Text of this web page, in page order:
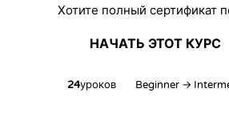
Хотите полный сертификат
НАЧАТЬ ЭТОТ КУРС
24уроков Beginner →